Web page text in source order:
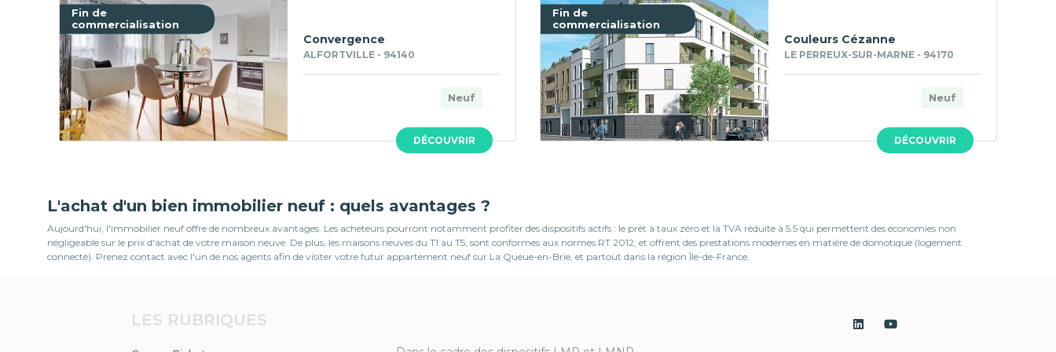
Fin de
commercialisation
DÉCOUVRIR
Convergence
ALFORTVILLE - 94140
Neuf
Fin de
commercialisation
DÉCOUVRIR
Couleurs Cézanne
LE PERREUX-SUR-MARNE - 94170
Neuf
L'achat d'un bien immobilier neuf : quels avantages ?
Aujourd'hui, l'immobilier neuf offre de nombreux avantages. Les acheteurs pourront notamment profiter des dispositifs actifs : le prêt à taux zéro et la TVA réduite à 5.5 qui permettent des économies non
négligeable sur le prix d'achat de votre maison neuve. De plus, les maisons neuves du T1 au T5, sont conformes aux normes RT 2012, et offrent des prestations modernes en matière de domotique (logement
connecté). Prenez contact avec l'un de nos agents afin de visiter votre futur appartement neuf sur La Queue-en-Brie, et partout dans la région Île-de-France.
LES RUBRIQUES